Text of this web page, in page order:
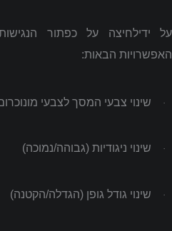
על ידילחיצה על כפתור
האפשרויות הבאות:
· שינוי צבעי המסך לצבעי
· שינוי ניגודיות (גבוהה/נמוכה)
· שינוי גודל גופן (הגדלה/הקטנה)